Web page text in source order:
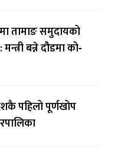
तामाङ समुदायको
बन्ने दौडमा को‐
पहिलो पूर्णखोप